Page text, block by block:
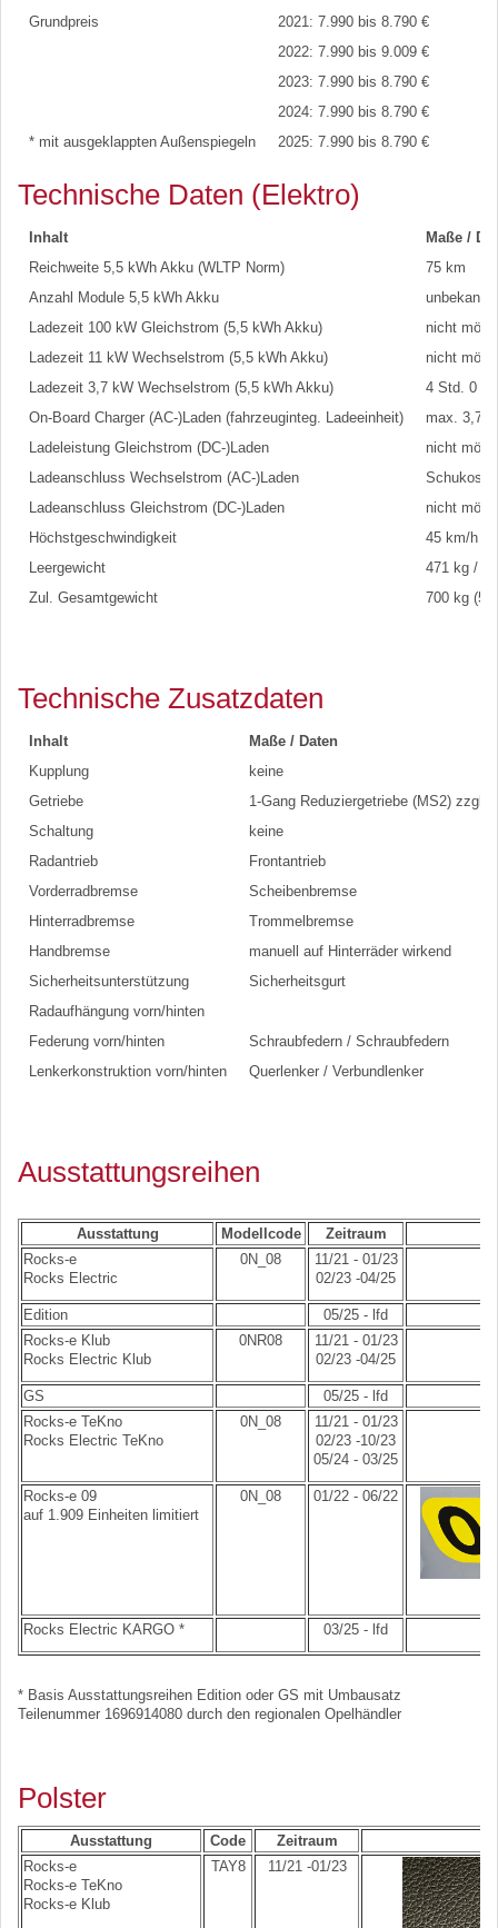
Grundpreis
2021: 7.990 bis 8.790 €
2022: 7.990 bis 9.009 €
2023: 7.990 bis 8.790 €
2024: 7.990 bis 8.790 €
* mit ausgeklappten Außenspiegeln
2025: 7.990 bis 8.790 €
Technische Daten (Elektro)
Inhalt
Maße /
Reichweite 5,5 kWh Akku (WLTP Norm)
75 km
Anzahl Module 5,5 kWh Akku
unbekannt
Ladezeit 100 kW Gleichstrom (5,5 kWh Akku)
nicht
Ladezeit 11 kW Wechselstrom (5,5 kWh Akku)
nicht
Ladezeit 3,7 kW Wechselstrom (5,5 kWh Akku)
4 Std. 0
On-Board Charger (AC-)Laden (fahrzeuginteg. Ladeeinheit)
max. 3,7
Ladeleistung Gleichstrom (DC-)Laden
nicht
Ladeanschluss Wechselstrom (AC-)Laden
Ladeanschluss Gleichstrom (DC-)Laden
nicht
Höchstgeschwindigkeit
45 km/h
Leergewicht
471 kg /
Zul. Gesamtgewicht
700 kg
Technische Zusatzdaten
Inhalt
Maße / Daten
Kupplung
keine
Getriebe
1-Gang Reduziergetriebe (MS2) zzgl.
Schaltung
keine
Radantrieb
Frontantrieb
Vorderradbremse
Scheibenbremse
Hinterradbremse
Trommelbremse
Handbremse
manuell auf Hinterräder wirkend
Sicherheitsunterstützung
Sicherheitsgurt
Radaufhängung vorn/hinten
Federung vorn/hinten
Schraubfedern / Schraubfedern
Lenkerkonstruktion vorn/hinten
Querlenker / Verbundlenker
Ausstattungsreihen
Ausstattung Modellcode
Zeitraum
Rocks-e
Rocks Electric
0N_08
11/21 - 01/23
02/23 -04/25
Edition
05/25 - lfd
Rocks-e Klub
Rocks Electric Klub
0NR08
11/21 - 01/23
02/23 -04/25
GS
05/25 - lfd
Rocks-e TeKno
Rocks Electric TeKno
0N_08
11/21 - 01/23
02/23 -10/23
05/24 - 03/25
Rocks-e 09
auf 1.909 Einheiten limitiert
0N_08 01/22 - 06/22
Rocks Electric KARGO * 03/25 - lfd
* Basis Ausstattungsreihen Edition oder GS mit Umbausatz
Teilenummer 1696914080 durch den regionalen Opelhändler
Polster
Ausstattung Code
Zeitraum
Rocks-e
Rocks-e TeKno
Rocks-e Klub
TAY8 11/21 -01/23